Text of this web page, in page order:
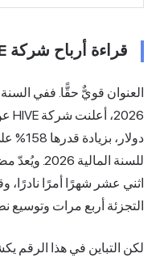
قراءة أرباح شركة HIVE للسنة المالية 2026
دولار، بزيادة قدرها 158% على أساس سنوي،
للسنة المالية 2026.
ويُعدّ
اثني عشر شهرًا أمرًا
التجزئة أربع مرات وتوسيع
لكن التباين في هذا الرقم